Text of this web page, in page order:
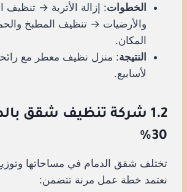
الخطوات: إزالة الأتربة → تنظيف
والأرضيات → تنظيف المطبخ
المكان.
النتيجة: منزل نظيف معطر مع
لأسابيع.
1.2 شركة تنظيف شقق
30%
تختلف شقق الدمام في مساحاتها
نعتمد خطة عمل مرنة تتضمن: